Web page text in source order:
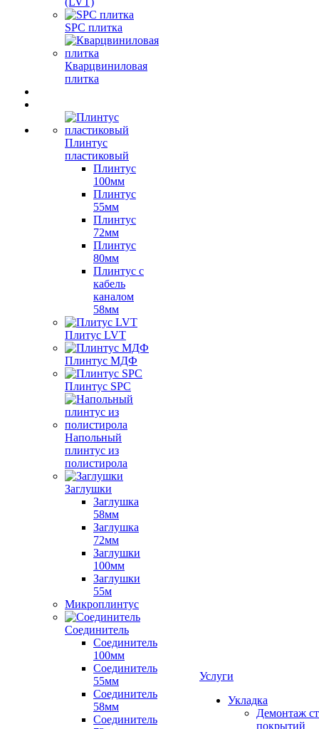
SPC плитка
Кварцвиниловая
плитка
Плинтус
пластиковый
Плинтус
100мм
Плинтус
55мм
Плинтус
72мм
Плинтус
80мм
Плинтус с
кабель
каналом
58мм
Плитус LVT
Плинтус МДФ
Плинтус SPC
Напольный
плинтус из
полистирола
Заглушки
Заглушка
58мм
Заглушка
72мм
Заглушки
100мм
Заглушки
55м
Микроплинтус
Соединитель
Соединитель
100мм
Соединитель
55мм
Соединитель
58мм
Соединитель
Услуги
Укладка
Демонтаж
покрытий